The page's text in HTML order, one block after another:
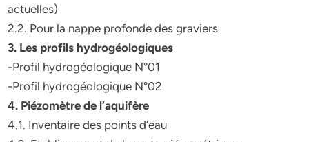
actuelles)
2.2. Pour la nappe profonde des graviers
3. Les profils hydrogéologiques
-Profil hydrogéologique N°01
-Profil hydrogéologique N°02
4. Piézomètre de l’aquifère
4.1. Inventaire des points d’eau